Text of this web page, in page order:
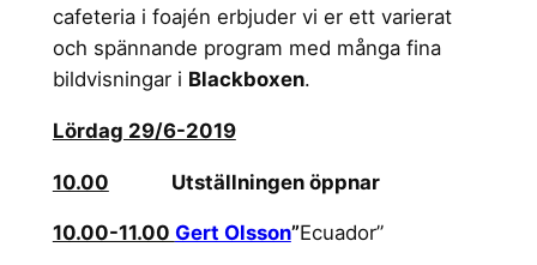
cafeteria i foajén erbjuder vi er ett varierat
och spännande program med många fina
bildvisningar i Blackboxen.
Lördag 29/6-2019
10.00 Utställningen öppnar
10.00-11.00 Gert Olsson”Ecuador”